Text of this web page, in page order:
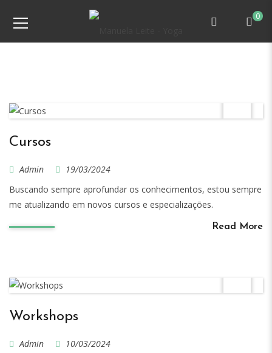
0
Cursos
Admin
19/03/2024
Buscando sempre aprofundar os conhecimentos, estou sempre
me atualizando em novos cursos e especializações.
Read More
Workshops
Admin
10/03/2024